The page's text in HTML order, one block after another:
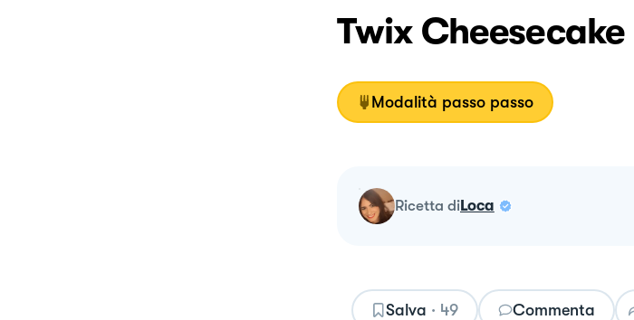
Twix Cheesecake
Modalità passo passo
ricetta diLoca
Salva · 49 Commenta